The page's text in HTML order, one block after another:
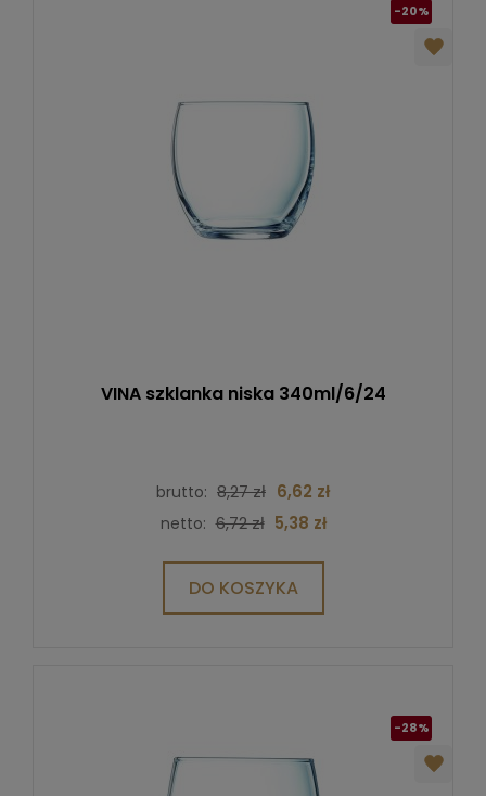
-20%
VINA szklanka niska 340ml/6/24
brutto: 8,27 zł 6,62 zł
netto: 6,72 zł 5,38 zł
DO KOSZYKA
-28%